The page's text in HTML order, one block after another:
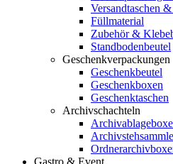
Versandtaschen
Füllmaterial
Zubehör &
Standbodenbeutel
Geschenkverpackungen
Geschenkbeutel
Geschenkboxen
Geschenktaschen
Archivschachteln